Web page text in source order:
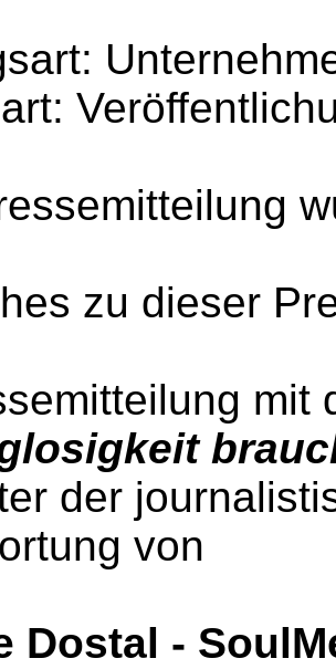
zu dieser
mit
der
von
Dostal -